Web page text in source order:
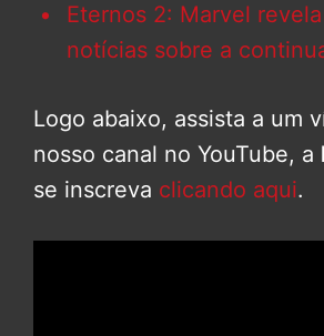
Eternos 2: Marvel
notícias sobre a
Logo abaixo, assista a um
nosso canal no YouTube, a
se inscreva clicando aqui.